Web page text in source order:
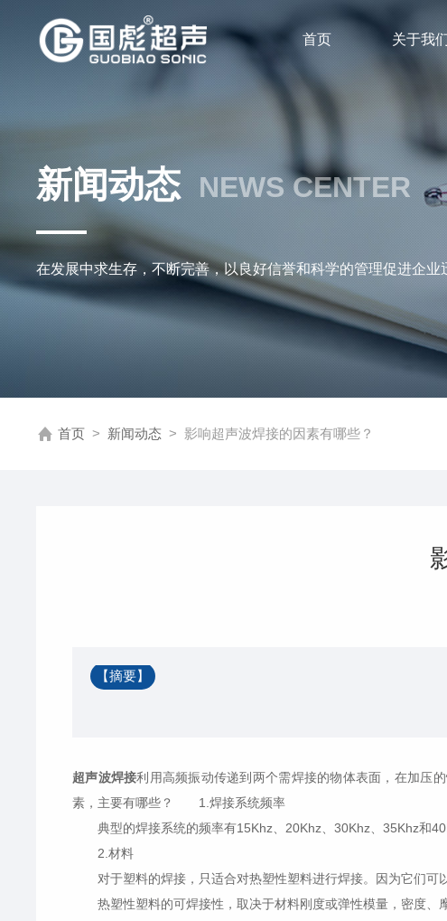
首页 关于我
新闻动态 NEWS CENTER
在发展中求生存，不断完善，以良好信誉和科学的管理促进企业
首页 > 新闻动态 > 影响超声波焊接的因素有哪些？
【摘要】
超声波焊接利用高频振动传递到两个需焊接的物体表面，在加压
素，主要有哪些？ 1.焊接系统频率
典型的焊接系统的频率有15Khz、20Khz、30Khz、35Khz和
2.材料
对于塑料的焊接，只适合对热塑性塑料进行焊接。因为它们可
热塑性塑料的可焊接性，取决于材料刚度或弹性模量，密度、